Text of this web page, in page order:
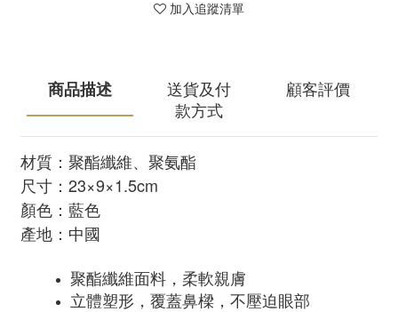
加入追蹤清單
商品描述
送貨及付
款方式
顧客評價
材質：聚酯纖維、聚氨酯
尺寸：23×9×1.5cm
顏色：藍色
產地：中國
聚酯纖維面料，柔軟親膚
立體塑形，覆蓋鼻樑，不壓迫眼部